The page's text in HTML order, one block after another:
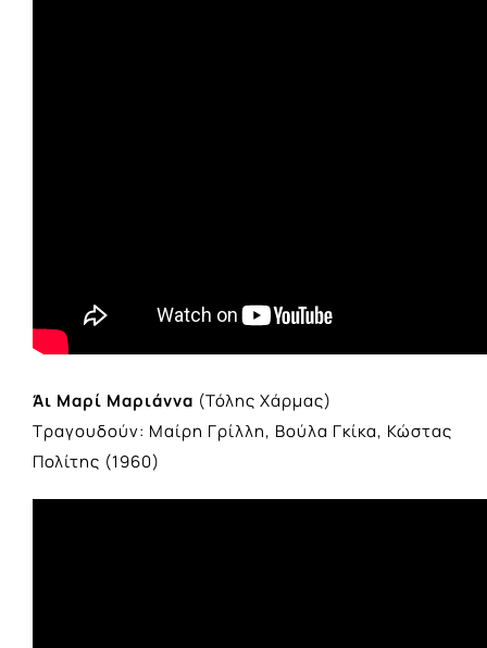
Άι Μαρί Μαριάννα (Τόλης Χάρμας)
Τραγουδούν: Mαίρη Γρίλλη, Βούλα Γκίκα, Κώστας
Πολίτης (1960)